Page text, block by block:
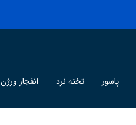
پاسور تخته نرد انفجار ورژن ۱